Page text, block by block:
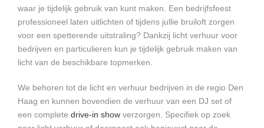
waar je tijdelijk gebruik van kunt maken. Een bedrijfsfeest
professioneel laten uitlichten of tijdens jullie bruiloft zorgen
voor een spetterende uitstraling? Dankzij licht verhuur voor
bedrijven en particulieren kun je tijdelijk gebruik maken van
licht van de beschikbare topmerken.
We behoren tot de licht en verhuur bedrijven in de regio Den
Haag en kunnen bovendien de verhuur van een DJ set of
een complete drive-in show verzorgen. Specifiek op zoek